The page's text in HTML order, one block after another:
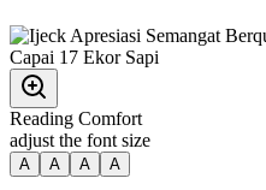
Reading Comfort
adjust the font size
A A A A